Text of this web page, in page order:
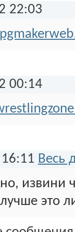
22:03
00:14
16:11 Весь
извини
это